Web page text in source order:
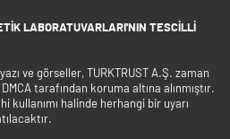
LABORATUVARLARI'NIN TESCILLI
ve görseller, TURKTRUST A.Ş. zaman
tarafından koruma altına alınmıştır.
kullanımı halinde herhangi bir uyarı